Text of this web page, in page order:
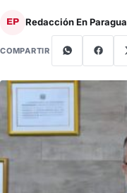
EP Redacción En
COMPARTIR